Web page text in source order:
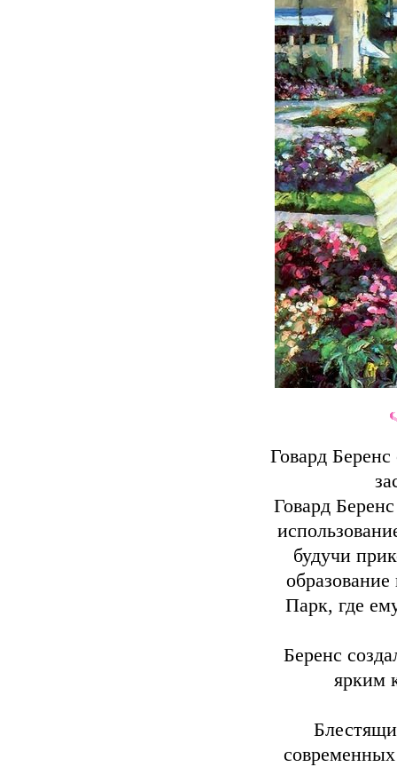
Говард
Говард
будучи
Парк, где
Беренс
ярким